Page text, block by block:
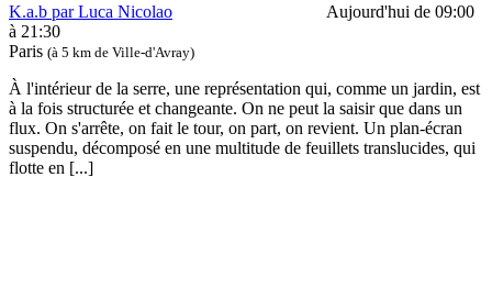
K.a.b par Luca Nicolao
Aujourd'hui de 09:00
à 21:30
Paris (à 5 km de Ville-d'Avray)
À l'intérieur de la serre, une représentation qui, comme un jardin, est
à la fois structurée et changeante. On ne peut la saisir que dans un
flux. On s'arrête, on fait le tour, on part, on revient. Un plan-écran
suspendu, décomposé en une multitude de feuillets translucides, qui
flotte en [...]